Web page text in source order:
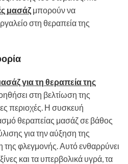
μασάζ μπορούν να
στη θεραπεία της
για τη θεραπεία της
στη βελτίωση της
περιοχές. Η συσκευή
θεραπείας μασάζ σε βάθος
για την αύξηση της
της φλεγμονής. Αυτό ενθαρρύνει
και τα υπερβολικά υγρά, τα